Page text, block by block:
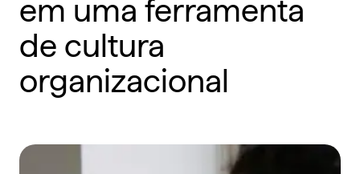
de cultura
organizacional